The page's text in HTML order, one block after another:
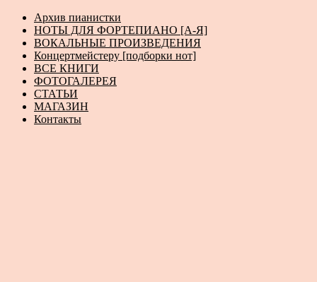
Архив пианистки
НОТЫ ДЛЯ ФОРТЕПИАНО [А-Я]
ВОКАЛЬНЫЕ ПРОИЗВЕДЕНИЯ
Концертмейстеру [подборки нот]
ВСЕ КНИГИ
ФОТОГАЛЕРЕЯ
СТАТЬИ
МАГАЗИН
Контакты